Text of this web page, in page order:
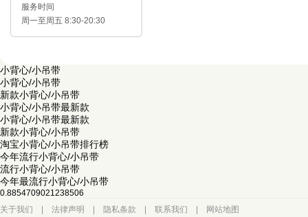
服务时间
周一至周五 8:30-20:30
小背心/小吊带
小背心/小吊带
新款小背心/小吊带
小背心/小吊带最新款
小背心/小吊带最新款
新款小背心/小吊带
淘宝小背心/小吊带排行榜
今年流行小背心/小吊带
流行小背心/小吊带
今年最流行小背心/小吊带
0.8854709021238506
关于我们
法律声明 隐私条款 联系我们 网站地图